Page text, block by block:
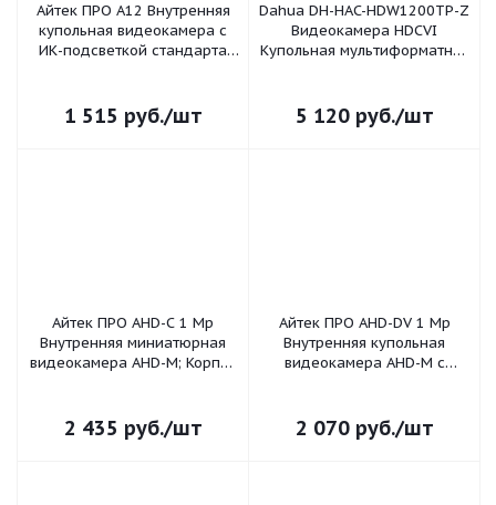
Айтек ПРО A12 Внутренняя
купольная видеокамера с
ИК-подсветкой стандарта
1/2.7” CMOS; Минимальная
осве
1 515 руб./шт
Dahua DH-HAC-HDW1200TP-Z
Видеокамера HDCVI
Купольная мультиформатная
объективом;1/2,7" 2Mп CMOS;
25 к/с при 1080p, до 5
5 120руб./шт
Айтек ПРО AHD-C 1 Mp
Внутренняя миниатюрная
видеокамера AHD-M; Корпус
Разрешение матрицы
1280x1024;
2 435 руб./шт
Айтек ПРО AHD-DV 1 Mp
Внутренняя купольная
видеокамера AHD-M с
OV9732 CMOS; Разрешение
матрицы 1 Mp; Стандар
2 070руб./шт